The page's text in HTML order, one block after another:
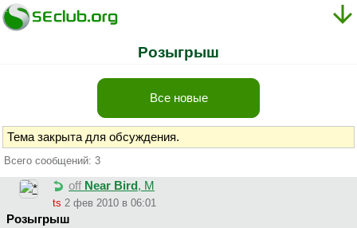
Розыгрыш
Все новые
Тема закрыта для обсуждения.
Всего сообщений: 3
off Near Bird, М
ts 2 фев 2010 в 06:01
Розыгрыш